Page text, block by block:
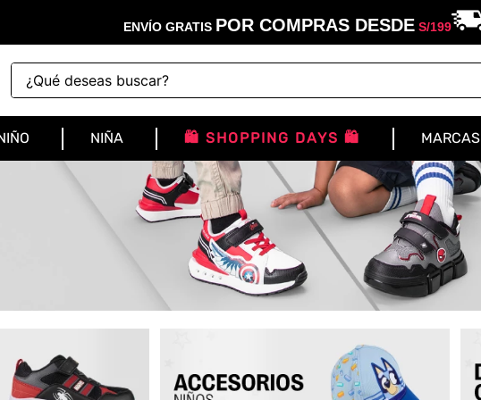
ENVÍO GRATIS POR COMPRAS DESDES/199
¿Qué deseas buscar?
NIÑA 🛍️ SHOPPING DAYS 🛍️ MARCAS